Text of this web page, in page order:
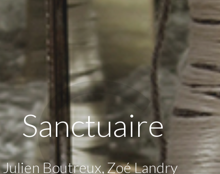
Sanctuaire
Julien Boutreux,Zoé Landry